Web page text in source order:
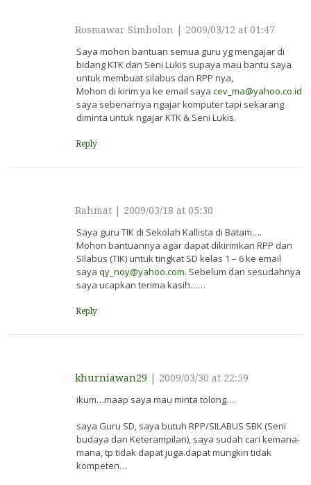
Rosmawar Simbolon 2009/03/12 at 01:47
Saya mohon bantuan semua guru yg mengajar di
bidang KTK dan Seni Lukis supaya mau bantu saya
untuk membuat silabus dan RPP nya,
Mohon di kirim ya ke email saya cev_ma@yahoo.co.id
saya sebenarnya ngajar komputer tapi sekarang
diminta untuk ngajar KTK & Seni Lukis.
Reply
Rahmat 2009/03/18 at 05:30
Saya guru TIK di Sekolah Kallista di Batam….
Mohon bantuannya agar dapat dikirimkan RPP dan
SIlabus (TIK) untuk tingkat SD kelas 1 – 6 ke email
saya qy_noy@yahoo.com. Sebelum dan sesudahnya
saya ucapkan terima kasih……
Reply
khurniawan29 2009/03/30 at 22:59
ikum…maap saya mau minta tolong….
saya Guru SD, saya butuh RPP/SILABUS SBK (Seni
budaya dan Keterampilan), saya sudah cari kemana-
mana, tp tidak dapat juga.dapat mungkin tidak
kompeten…